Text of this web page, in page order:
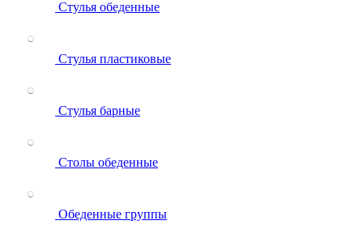
Стулья обеденные
Стулья пластиковые
Стулья барные
Столы обеденные
Обеденные группы